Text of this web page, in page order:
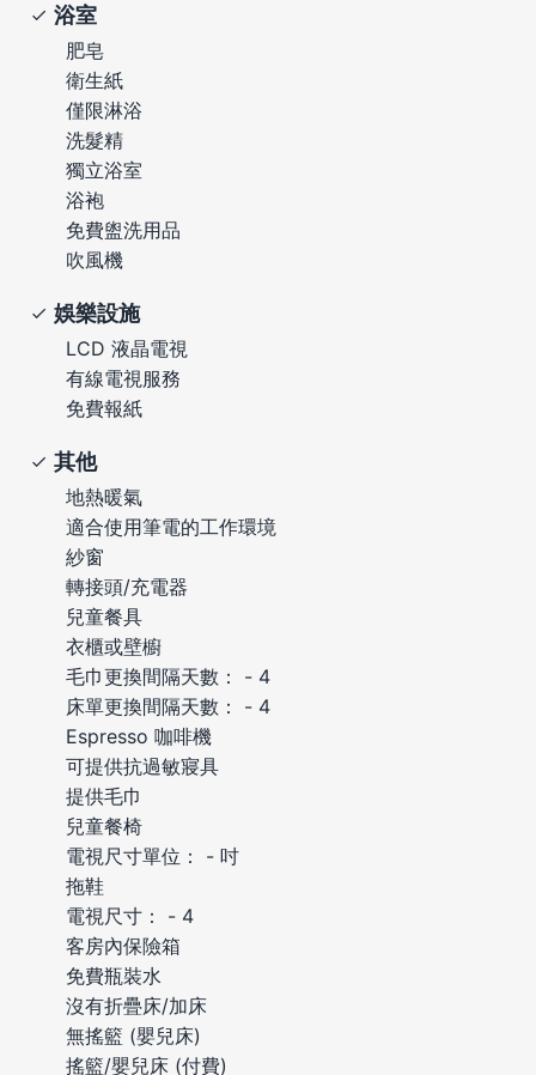
浴室
肥皂
衛生紙
僅限淋浴
洗髮精
獨立浴室
浴袍
免費盥洗用品
吹風機
娛樂設施
LCD 液晶電視
有線電視服務
免費報紙
其他
地熱暖氣
適合使用筆電的工作環境
紗窗
轉接頭/充電器
兒童餐具
衣櫃或壁櫥
毛巾更換間隔天數： - 4
床單更換間隔天數： - 4
Espresso 咖啡機
可提供抗過敏寢具
提供毛巾
兒童餐椅
電視尺寸單位： - 吋
拖鞋
電視尺寸： - 4
客房內保險箱
免費瓶裝水
沒有折疊床/加床
無搖籃 (嬰兒床)
搖籃/嬰兒床 (付費)